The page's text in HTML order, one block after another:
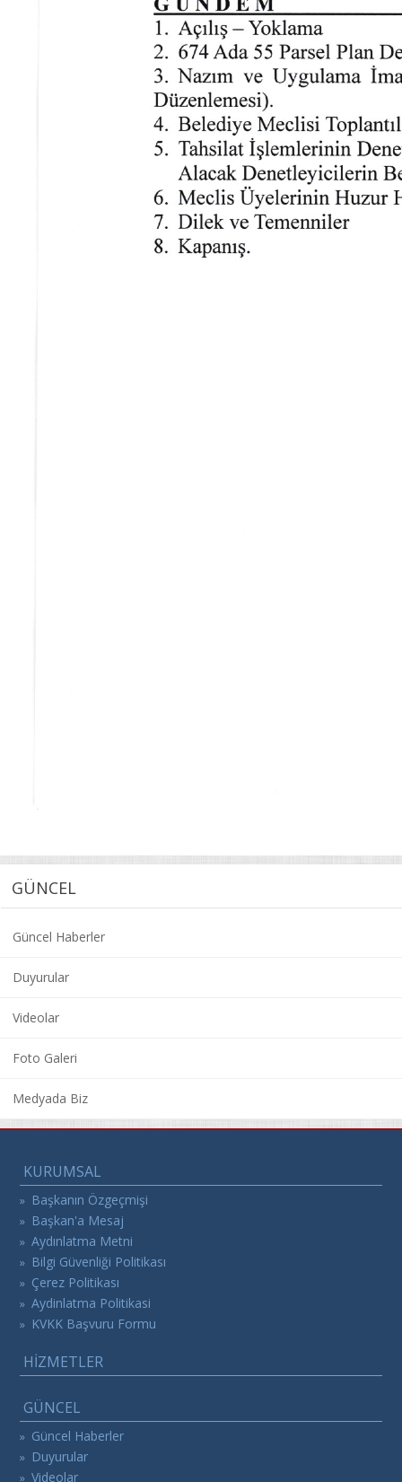
GÜNCEL
Güncel Haberler
Duyurular
Videolar
Foto Galeri
Medyada Biz
KURUMSAL
» Başkanın Özgeçmişi
» Başkan'a Mesaj
» Aydınlatma Metni
» Bilgi Güvenliği Politikası
» Çerez Politikası
» Aydinlatma Politikasi
» KVKK Başvuru Formu
HİZMETLER
GÜNCEL
» Güncel Haberler
» Duyurular
» Videolar